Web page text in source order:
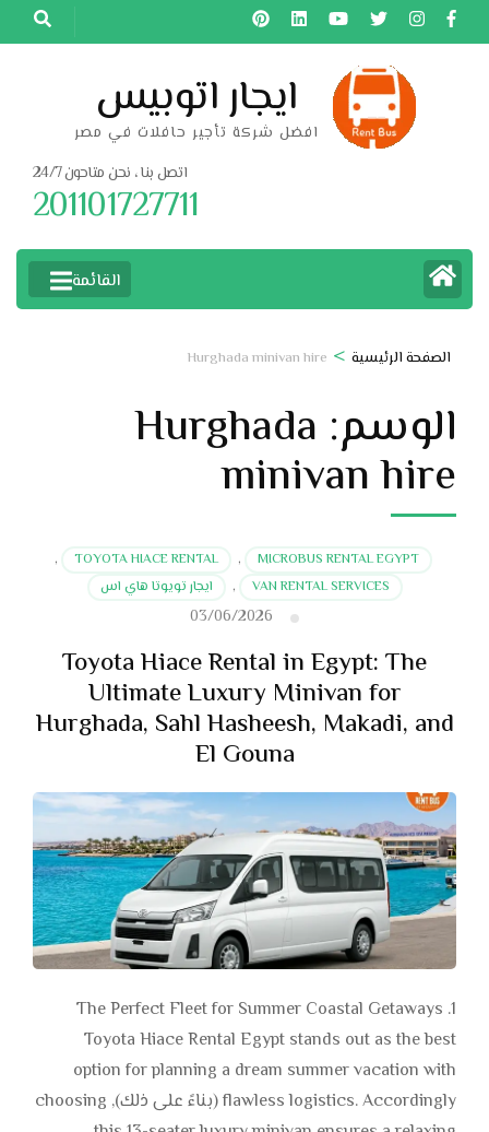
تخطى
إلى
ايجار اتوبيس
افضل شركة تأجير حافلات في مصر
اتصل بنا ، نحن متاحون 24/7
201101727711
القائمة
الصفحة الرئيسية >
Hurghada minivan hire
الوسم: Hurghada
minivan hire
MICROBUS RENTAL EGYPT
,
TOYOTA HIACE RENTAL
,
VAN RENTAL SERVICES
, ايجار تويوتا هاي اس
03/06/2026
Toyota Hiace Rental in Egypt: The
Ultimate Luxury Minivan for
Hurghada, Sahl Hasheesh, Makadi, and
El Gouna
1. The Perfect Fleet for Summer Coastal Getaways
Toyota Hiace Rental Egypt stands out as the best
option for planning a dream summer vacation with
flawless logistics. Accordingly (بناءً على ذلك), choosing